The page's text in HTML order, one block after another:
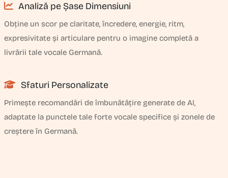
Analiză pe Șase Dimensiuni
Obține un scor pe claritate, încredere, energie, ritm,
expresivitate și articulare pentru o imagine completă a
livrării tale vocale Germană.
Sfaturi Personalizate
Primește recomandări de îmbunătățire generate de AI,
adaptate la punctele tale forte vocale specifice și zonele de
creștere în Germană.